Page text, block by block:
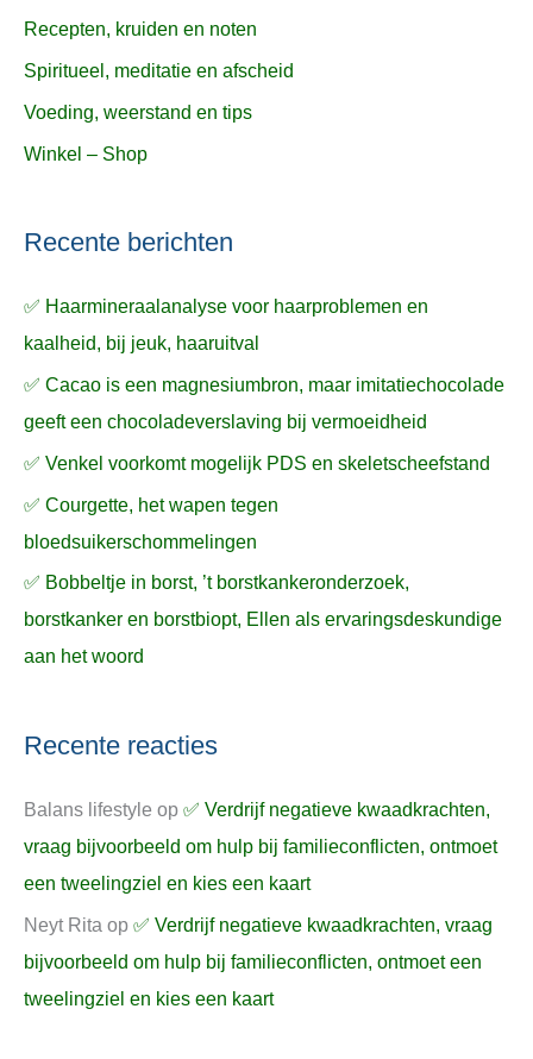
Recepten, kruiden en noten
Spiritueel, meditatie en afscheid
Voeding, weerstand en tips
Winkel – Shop
Recente berichten
✅ Haarmineraalanalyse voor haarproblemen en
kaalheid, bij jeuk, haaruitval
✅ Cacao is een magnesiumbron, maar imitatiechocolade
geeft een chocoladeverslaving bij vermoeidheid
✅ Venkel voorkomt mogelijk PDS en skeletscheefstand
✅ Courgette, het wapen tegen
bloedsuikerschommelingen
✅ Bobbeltje in borst, ’t borstkankeronderzoek,
borstkanker en borstbiopt, Ellen als ervaringsdeskundige
aan het woord
Recente reacties
Balans lifestyle op ✅ Verdrijf negatieve kwaadkrachten,
vraag bijvoorbeeld om hulp bij familieconflicten, ontmoet
een tweelingziel en kies een kaart
Neyt Rita op ✅ Verdrijf negatieve kwaadkrachten, vraag
bijvoorbeeld om hulp bij familieconflicten, ontmoet een
tweelingziel en kies een kaart